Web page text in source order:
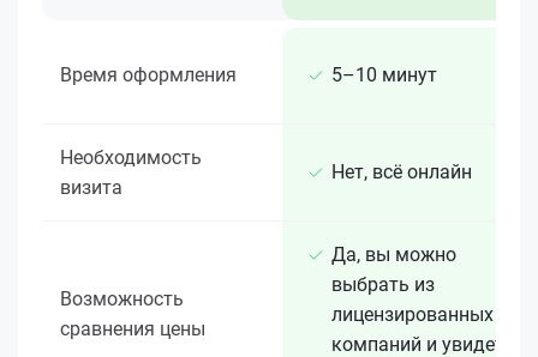
Время оформления 5–10 минут
Необходимость
визита
Нет, всё онлайн
Возможность
сравнения цены
Да, вы можно
выбрать из
лицензированных 15+
компаний и увидеть,